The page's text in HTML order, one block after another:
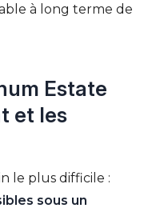
à long terme de
Estate
et les
le plus difficile :
sous un